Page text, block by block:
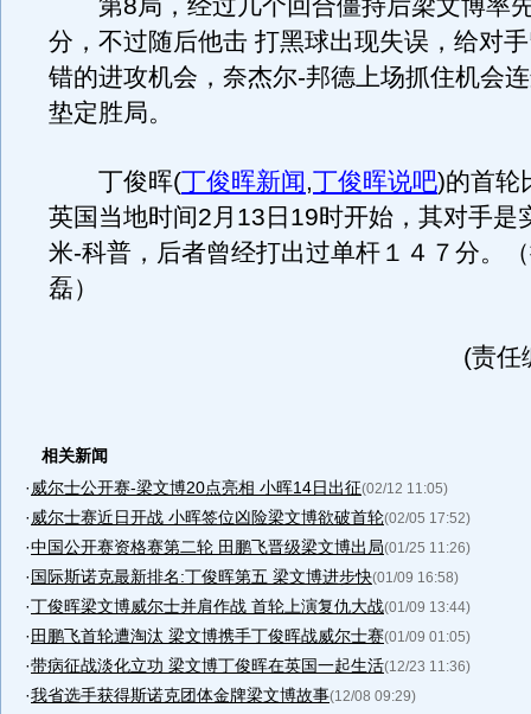
第8局，经过几个回合僵持后梁文博率
分，不过随后他击 打黑球出现失误，给对
错的进攻机会，奈杰尔-邦德上场抓住机会
垫定胜局。
丁俊晖(丁俊晖新闻,丁俊晖说吧)的首轮
英国当地时间2月13日19时开始，其对手是
米-科普，后者曾经打出过单杆１４７分。
磊）
(责任
相关新闻
· 威尔士公开赛-梁文博20点亮相 小晖14日出征(02/12 11:05)
· 威尔士赛近日开战 小晖签位凶险梁文博欲破首轮(02/05 17:52)
·中国公开赛资格赛第二轮 田鹏飞晋级梁文博出局(01/25 11:26)
·国际斯诺克最新排名:丁俊晖第五 梁文博进步快(01/09 16:58)
·丁俊晖梁文博威尔士并肩作战 首轮上演复仇大战(01/09 13:44)
· 田鹏飞首轮遭淘汰 梁文博携手丁俊晖战威尔士赛(01/09 01:05)
·带病征战淡化立功 梁文博丁俊晖在英国一起生活(12/23 11:36)
·我省选手获得斯诺克团体金牌梁文博故事(12/08 09:29)